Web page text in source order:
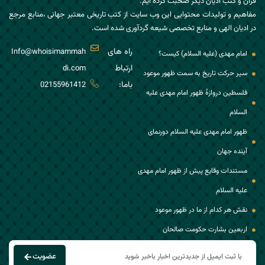
مفاهیم و تولیدات محتوایی این وب سایت از کتب تاریخی معتبر جهانی ،منابع مرجع
در ادیان الهی و منابع تخصصی شیعه گردآوری شده است.
امام مهدی (علیه السلام) کیست؟
سیر حرکت تاریخ به سمت ظهور موعود
فلسطین دروازۀ ظهور امام مهدی علیه
السلام
ظهور امام مهدی علیه السلام دورنمای
آینده جهان
مستندات وقایع پیش از ظهور امام مهدی
علیه السلام
نقش هر کدام از ما در ظهور موعود
اربعین بشارت حکومت صالحان
راه های
ارتباط
باما:
Info@whoisimammah
di.com
02155961412
عضویت